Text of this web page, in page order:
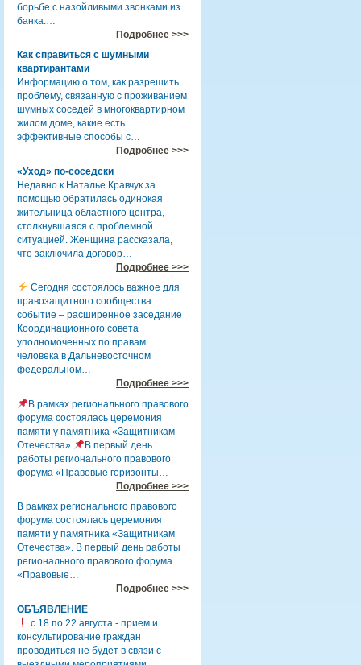
борьбе с назойливыми звонками из
банка.…
Подробнее >>>
Как справиться с шумными
квартирантами
Информацию о том, как разрешить
проблему, связанную с проживанием
шумных соседей в многоквартирном
жилом доме, какие есть
эффективные способы с…
Подробнее >>>
«Уход» по-соседски
Недавно к Наталье Кравчук за
помощью обратилась одинокая
жительница областного центра,
столкнувшаяся с проблемной
ситуацией. Женщина рассказала,
что заключила договор…
Подробнее >>>
Сегодня состоялось важное для
правозащитного сообщества
событие – расширенное заседание
Координационного совета
уполномоченных по правам
человека в Дальневосточном
федеральном…
Подробнее >>>
В рамках регионального правового
форума состоялась церемония
памяти у памятника «Защитникам
Отечества».
В первый день
работы регионального правового
форума «Правовые горизонты…
Подробнее >>>
В рамках регионального правового
форума состоялась церемония
памяти у памятника «Защитникам
Отечества». В первый день работы
регионального правового форума
«Правовые…
Подробнее >>>
ОБЪЯВЛЕНИЕ
с 18 по 22 августа - прием и
консультирование граждан
проводиться не будет в связи с